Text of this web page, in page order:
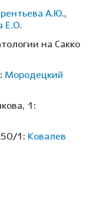
А.Ю.,
Е.О.
на Сакко
Мородецкий
1:
50/1: Ковалев